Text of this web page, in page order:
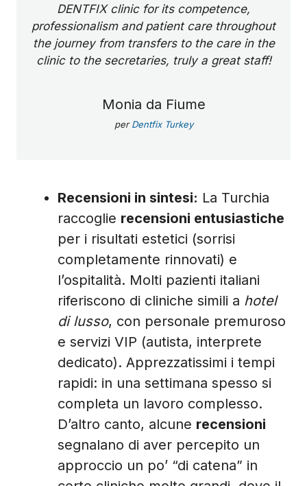
DENTFIX clinic for its competence,
professionalism and patient care throughout
the journey from transfers to the care in the
clinic to the secretaries, truly a great staff!
Monia da Fiume
perDentfix Turkey
Recensioni in sintesi: La Turchia
raccoglie recensioni entusiastiche
per i risultati estetici (sorrisi
completamente rinnovati) e
l’ospitalità. Molti pazienti italiani
riferiscono di cliniche simili a hotel
di lusso, con personale premuroso
e servizi VIP (autista, interprete
dedicato). Apprezzatissimi i tempi
rapidi: in una settimana spesso si
completa un lavoro complesso.
D’altro canto, alcune recensioni
segnalano di aver percepito un
approccio un po’ “di catena” in